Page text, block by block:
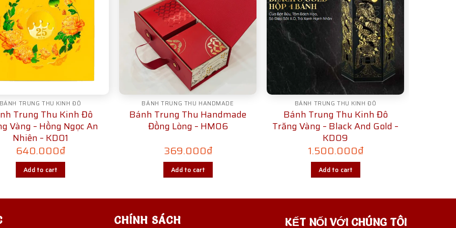
BÁNH TRUNG THU KINH ĐÔ
Trung Thu Kinh Đô
Vàng – Hồng Ngọc An
Nhiên – KD01
640.000₫
Add to cart
BÁNH TRUNG THU HANDMADE
Bánh Trung Thu Handmade
Đồng Lòng – HM06
369.000₫
Add to cart
BÁNH TRUNG THU KINH ĐÔ
Bánh Trung Thu Kinh Đô
Trăng Vàng – Black And Gold –
KD09
1.500.000₫
Add to cart
CHÍNH SÁCH KẾT NỐI VỚI CHÚNG TÔI